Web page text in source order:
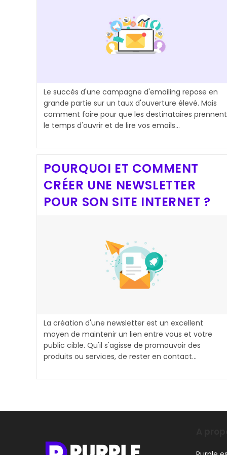
Le succès d'une campagne d'emailing repose en
grande partie sur un taux d'ouverture élevé. Mais
comment faire pour que les destinataires prennent
le temps d'ouvrir et de lire vos emails…
POURQUOI ET COMMENT
CRÉER UNE NEWSLETTER
POUR SON SITE INTERNET ?
La création d'une newsletter est un excellent
moyen de maintenir un lien entre vous et votre
public cible. Qu'il s'agisse de promouvoir des
produits ou services, de rester en contact…